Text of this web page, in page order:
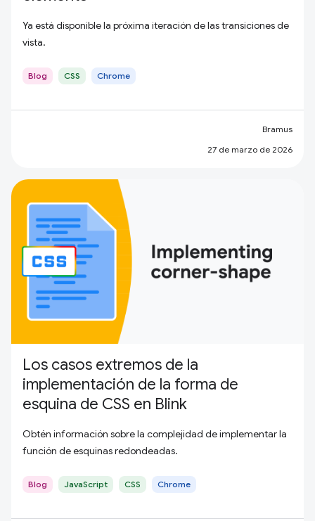
Ya está disponible la próxima iteración de las transiciones de
vista.
Blog CSS Chrome
Bramus
27 de marzo de 2026
Los casos extremos de la
implementación de la forma de
esquina de CSS en Blink
Obtén información sobre la complejidad de implementar la
función de esquinas redondeadas.
Blog JavaScript CSS Chrome